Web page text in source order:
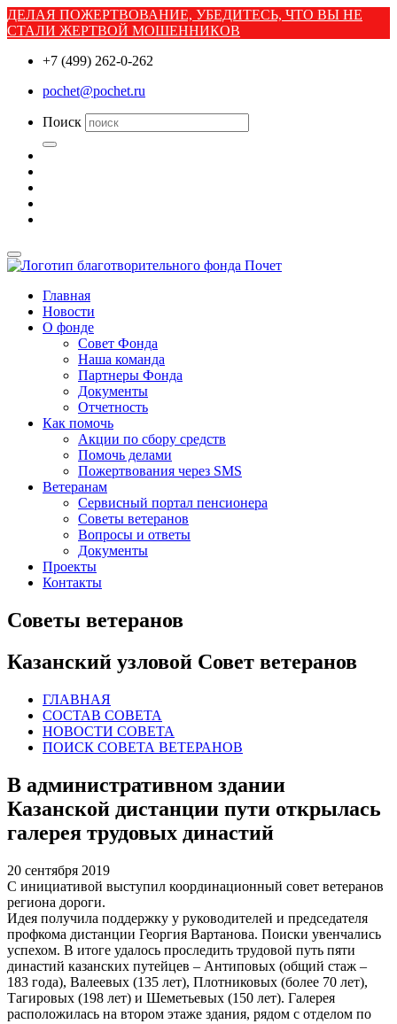
ДЕЛАЯ ПОЖЕРТВОВАНИЕ, УБЕДИТЕСЬ, ЧТО ВЫ НЕ
СТАЛИ ЖЕРТВОЙ МОШЕННИКОВ
+7 (499) 262-0-262
pochet@pochet.ru
Поиск
Главная
Новости
О фонде
Совет Фонда
Наша команда
Партнеры Фонда
Документы
Отчетность
Как помочь
Акции по сбору средств
Помочь делами
Пожертвования через SMS
Ветеранам
Сервисный портал пенсионера
Советы ветеранов
Вопросы и ответы
Документы
Проекты
Контакты
Советы ветеранов
Казанский узловой Совет ветеранов
ГЛАВНАЯ
СОСТАВ СОВЕТА
НОВОСТИ СОВЕТА
ПОИСК СОВЕТА ВЕТЕРАНОВ
В административном здании
Казанской дистанции пути открылась
галерея трудовых династий
20 сентября 2019
С инициативой выступил координационный совет ветеранов
региона дороги.
Идея получила поддержку у руководителей и председателя
профкома дистанции Георгия Вартанова. Поиски увенчались
успехом. В итоге удалось проследить трудовой путь пяти
династий казанских путейцев – Антиповых (общий стаж –
183 года), Валеевых (135 лет), Плотниковых (более 70 лет),
Тагировых (198 лет) и Шеметьевых (150 лет). Галерея
расположилась на втором этаже здания, рядом с отделом по